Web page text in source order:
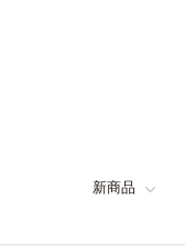
新商品